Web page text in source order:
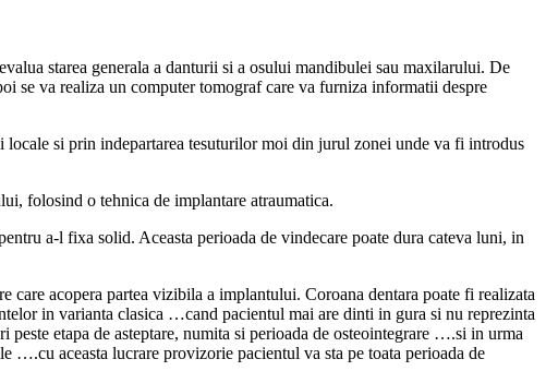
starea generala a danturii si a osului mandibulei sau maxilarului. De
se va realiza un computer tomograf care va furniza informatii despre
si prin indepartarea tesuturilor moi din jurul zonei unde va fi introdus
folosind o tehnica de implantare atraumatica.
a-l fixa solid. Aceasta perioada de vindecare poate dura cateva luni, in
care acopera partea vizibila a implantului. Coroana dentara poate fi realizata
in varianta clasica …cand pacientul mai are dinti in gura si nu reprezinta
etapa de asteptare, numita si perioada de osteointegrare ….si in urma
aceasta lucrare provizorie pacientul va sta pe toata perioada de